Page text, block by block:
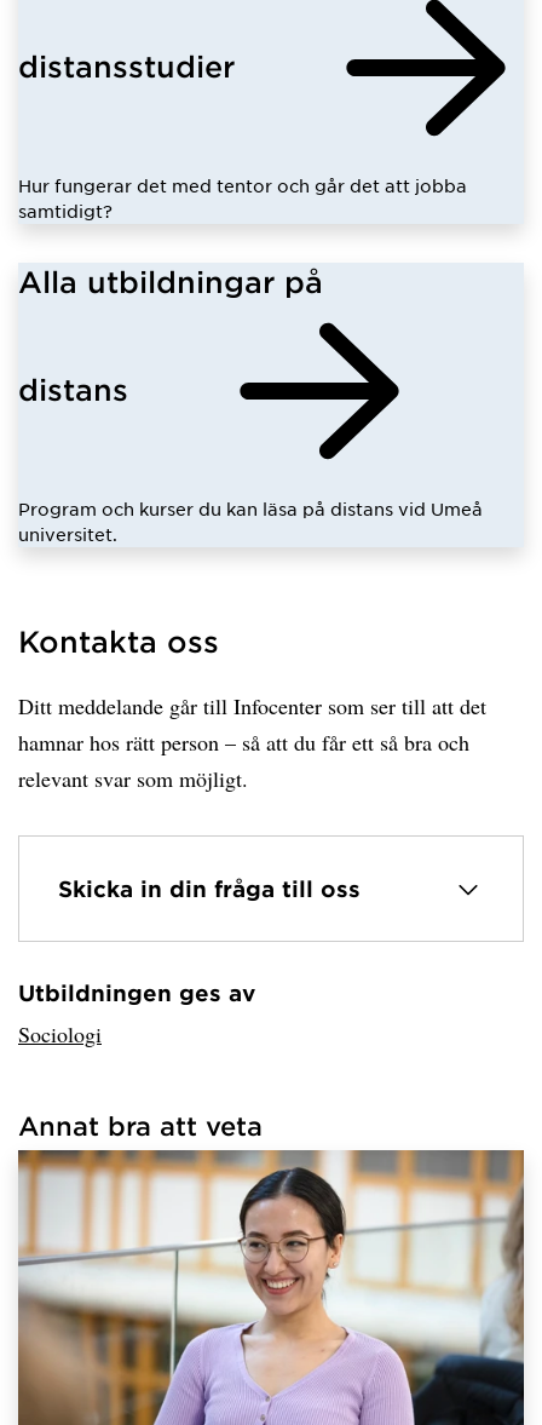
distansstudier
Hur fungerar det med tentor och går det att jobba
samtidigt?
Alla utbildningar på
distans
Program och kurser du kan läsa på distans vid Umeå
universitet.
Kontakta oss
Ditt meddelande går till Infocenter som ser till att det
hamnar hos rätt person – så att du får ett så bra och
relevant svar som möjligt.
Skicka in din fråga till oss
Har hämtat avsändare.
Utbildningen ges av
Sociologi
hämtat länkar.
Annat bra att veta